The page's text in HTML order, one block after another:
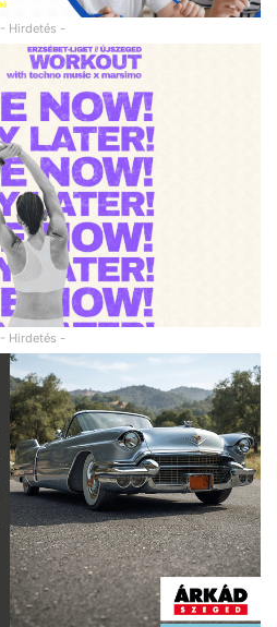
- Hirdetés -
- Hirdetés -